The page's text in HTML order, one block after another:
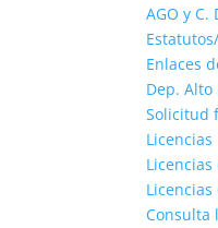
AGO y C.
Enlaces
Dep.
Solicitud
Licencias
Licencias
Consulta